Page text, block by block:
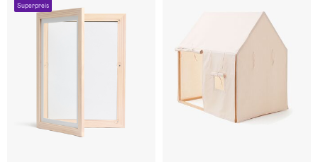
Superpreis